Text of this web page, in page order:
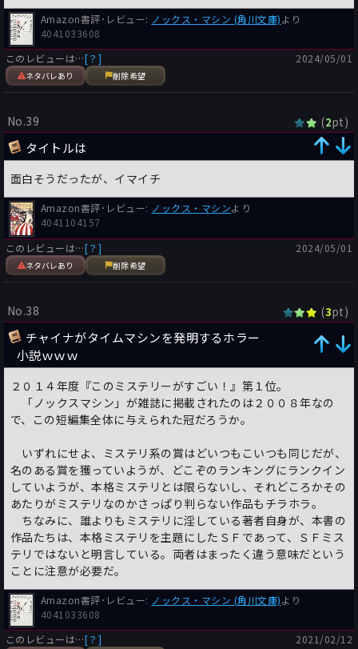
Amazon書評･レビュー: ノックス・マシン (角川文庫)より
4041033608
このレビューは…[？]
ネタバレあり 削除希望
2024/05/01
No.39 (2pt)
タイトルは
面白そうだったが、イマイチ
Amazon書評･レビュー: ノックス・マシンより
4041104157
このレビューは…[？]
ネタバレあり 削除希望
2024/05/01
No.38 (3pt)
チャイナがタイムマシンを発明するホラー
小説ｗｗｗ
２０１４年度『このミステリーがすごい！』第１位。
「ノックスマシン」が雑誌に掲載されたのは２００８年なの
で、この短編集全体に与えられた冠だろうか。
いずれにせよ、ミステリ系の賞はどいつもこいつも同じだが、
名のある賞を獲っていようが、どこぞのランキングにランクイン
していようが、本格ミステリとは限らないし、それどころかその
あたりがミステリなのかさっぱり判らない作品もチラホラ。
ちなみに、誰よりもミステリに淫している著者自身が、本書の
作品たちは、本格ミステリを主題にしたＳＦであって、ＳＦミス
テリではないと明言している。両者はまったく違う意味だという
ことに注意が必要だ。
Amazon書評･レビュー: ノックス・マシン (角川文庫)より
4041033608
このレビューは…[？] 2021/02/12